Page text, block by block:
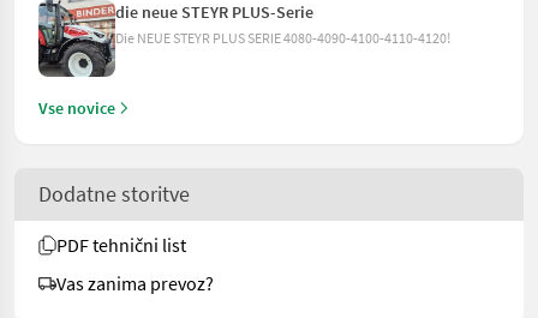
die neue STEYR PLUS-Serie
Die NEUE STEYR PLUS SERIE 4080-4090-4100-4110-4120!
Vse novice
Dodatne storitve
PDF tehnični list
Vas zanima prevoz?